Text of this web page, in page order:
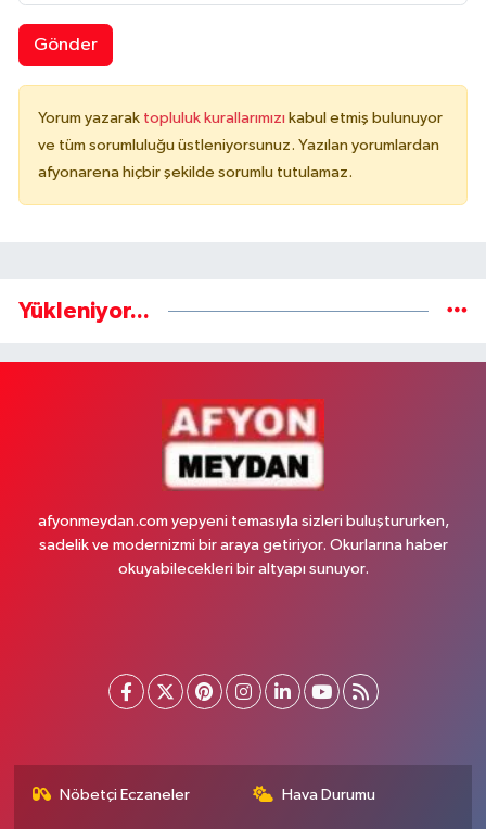
Gönder
Yorum yazarak topluluk kurallarımızı kabul etmiş bulunuyor
ve tüm sorumluluğu üstleniyorsunuz. Yazılan yorumlardan
afyonarena hiçbir şekilde sorumlu tutulamaz.
Yükleniyor...
afyonmeydan.com yepyeni temasıyla sizleri buluştururken,
sadelik ve modernizmi bir araya getiriyor. Okurlarına haber
okuyabilecekleri bir altyapı sunuyor.
Nöbetçi Eczaneler Hava Durumu